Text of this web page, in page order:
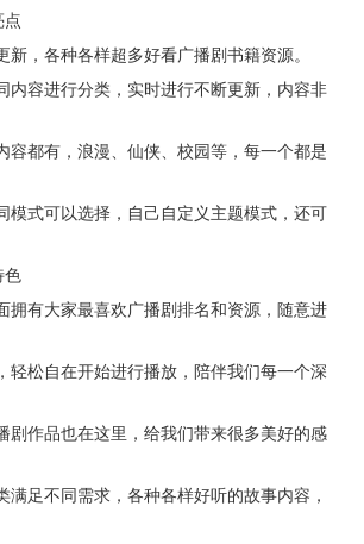
点
新，各种各样超多好看广播剧书籍资源。
内容进行分类，实时进行不断更新，内容非
容都有，浪漫、仙侠、校园等，每一个都是
模式可以选择，自己自定义主题模式，还可
色
拥有大家最喜欢广播剧排名和资源，随意进
轻松自在开始进行播放，陪伴我们每一个深
剧作品也在这里，给我们带来很多美好的感
满足不同需求，各种各样好听的故事内容，